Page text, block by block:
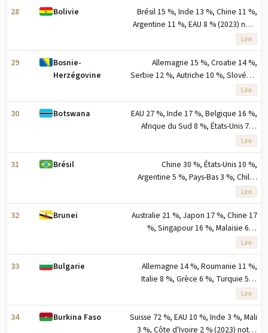
pourcentage des exportations
28 Bolivie
Brésil 15 %, Inde 13 %, Chine 11 %,
Argentine 11 %, EAU 8 % (2023) note
: cinq principaux partenaires à
l'exportation basés sur le
pourcentage des exportations
Lire
29
Bosnie-
Herzégovine
Allemagne 15 %, Croatie 14 %,
Serbie 12 %, Autriche 10 %, Slovénie
9 % (2023) note : cinq principaux
partenaires à l'exportation basés sur
le pourcentage des exportations
Lire
30 Botswana
EAU 27 %, Inde 17 %, Belgique 16 %,
Afrique du Sud 8 %, États-Unis 7 %
(2023) remarque : cinq principaux
partenaires d'exportation basés sur
le pourcentage des exportations
Lire
31 Brésil
Chine 30 %, États-Unis 10 %,
Argentine 5 %, Pays-Bas 3 %, Chili 2
% (2023) note : cinq principaux
partenaires d'exportation basés sur
le pourcentage des exportations
Lire
32 Brunei
Australie 21 %, Japon 17 %, Chine 17
%, Singapour 16 %, Malaisie 6 %
(2023) note : cinq principaux
partenaires à l'exportation en
fonction du pourcentage des
exportations
Lire
33 Bulgarie
Allemagne 14 %, Roumanie 11 %,
Italie 8 %, Grèce 6 %, Turquie 5 %
(2023) note : cinq principaux
partenaires à l'exportation basés sur
le pourcentage des exportations
Lire
34 Burkina Faso
Suisse 72 %, EAU 10 %, Inde 3 %, Mali
3 %, Côte d'Ivoire 2 % (2023) note :